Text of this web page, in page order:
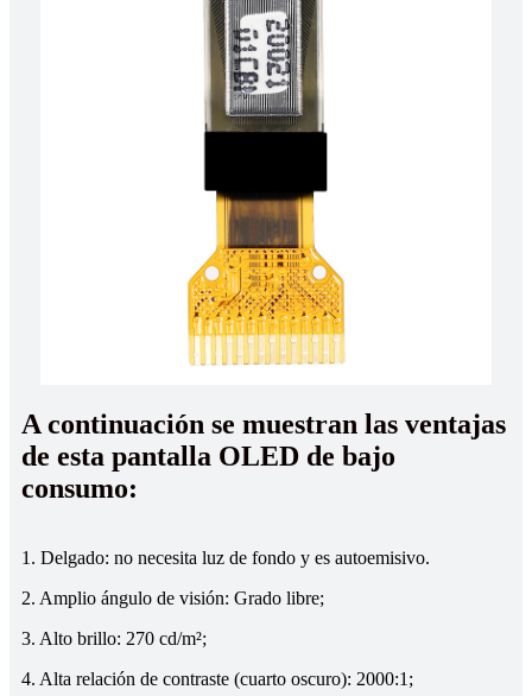
A continuación se muestran las ventajas
de esta pantalla OLED de bajo
consumo:
1. Delgado: no necesita luz de fondo y es autoemisivo.
2. Amplio ángulo de visión: Grado libre;
3. Alto brillo: 270 cd/m²;
4. Alta relación de contraste (cuarto oscuro): 2000:1;